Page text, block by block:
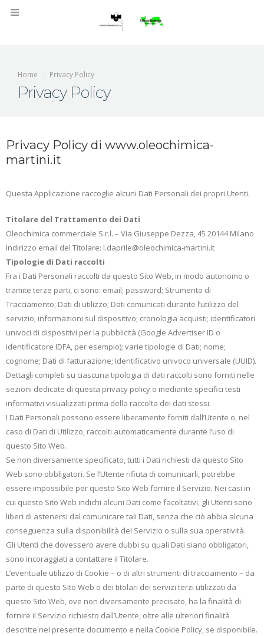
Home Privacy Policy
Privacy Policy
Privacy Policy di www.oleochimica-
martini.it
Questa Applicazione raccoglie alcuni Dati Personali dei propri Utenti.
Titolare del Trattamento dei Dati
Oleochimica commerciale S.r.l. – Via Giuseppe Dezza, 45 20144 Milano
Indirizzo email del Titolare: l.daprile@oleochimica-martini.it
Tipologie di Dati raccolti
Fra i Dati Personali raccolti da questo Sito Web, in modo autonomo o
tramite terze parti, ci sono: email; password; Strumento di
Tracciamento; Dati di utilizzo; Dati comunicati durante l’utilizzo del
servizio; informazioni sul dispositivo; cronologia acquisti; identificatori
univoci di dispositivi per la pubblicità (Google Advertiser ID o
identificatore IDFA, per esempio); varie tipologie di Dati; nome;
cognome; Dati di fatturazione; Identificativo univoco universale (UUID).
Dettagli completi su ciascuna tipologia di dati raccolti sono forniti nelle
sezioni dedicate di questa privacy policy o mediante specifici testi
informativi visualizzati prima della raccolta dei dati stessi.
I Dati Personali possono essere liberamente forniti dall’Utente o, nel
caso di Dati di Utilizzo, raccolti automaticamente durante l’uso di
questo Sito Web.
Se non diversamente specificato, tutti i Dati richiesti da questo Sito
Web sono obbligatori. Se l’Utente rifiuta di comunicarli, potrebbe
essere impossibile per questo Sito Web fornire il Servizio. Nei casi in
cui questo Sito Web indichi alcuni Dati come facoltativi, gli Utenti sono
liberi di astenersi dal comunicare tali Dati, senza che ciò abbia alcuna
conseguenza sulla disponibilità del Servizio o sulla sua operatività.
Gli Utenti che dovessero avere dubbi su quali Dati siano obbligatori,
sono incoraggiati a contattare il Titolare.
L’eventuale utilizzo di Cookie – o di altri strumenti di tracciamento – da
parte di questo Sito Web o dei titolari dei servizi terzi utilizzati da
questo Sito Web, ove non diversamente precisato, ha la finalità di
fornire il Servizio richiesto dall’Utente, oltre alle ulteriori finalità
descritte nel presente documento e nella Cookie Policy, se disponibile.